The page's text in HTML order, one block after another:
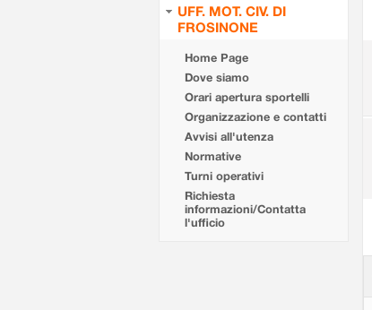
UFF. MOT. CIV. DI
FROSINONE
Home Page
Dove siamo
Orari apertura sportelli
Organizzazione e contatti
Avvisi all'utenza
Normative
Turni operativi
Richiesta
informazioni/Contatta
l'ufficio